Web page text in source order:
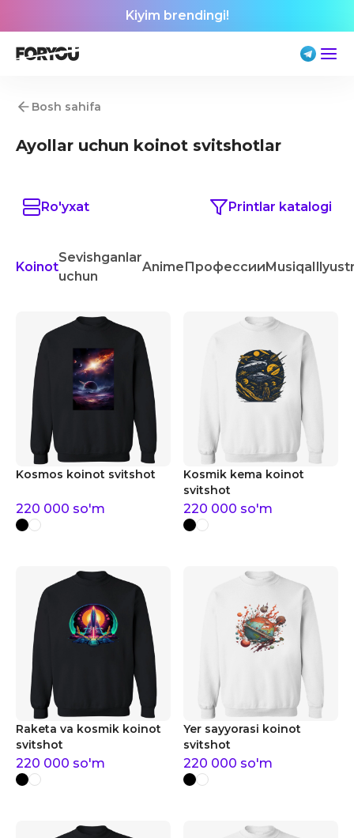
Kiyim brendingi!
Bosh sahifa
Ayollar uchun koinot svitshotlar
Ro'yxat Printlar katalogi
Koinot
Sevishganlar
uchun
AnimeПрофессииMusiqa
Kosmos koinot svitshot
220 000 so'm
Kosmik kema koinot
svitshot
220 000 so'm
Raketa va kosmik koinot
svitshot
220 000 so'm
Yer sayyorasi koinot
svitshot
220 000 so'm